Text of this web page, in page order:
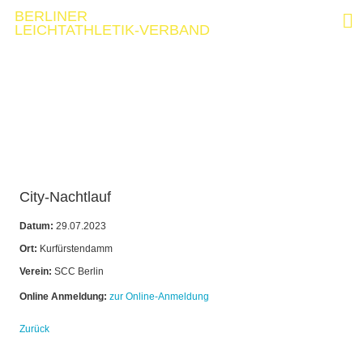
BERLINER
LEICHTATHLETIK-VERBAND
City-Nachtlauf
Datum: 29.07.2023
Ort: Kurfürstendamm
Verein: SCC Berlin
Online Anmeldung: zur Online-Anmeldung
Zurück